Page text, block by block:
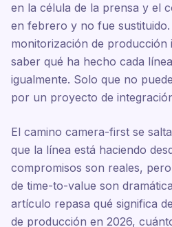
en la célula de la prensa y el
en febrero y no fue sustituido.
monitorización de producción
saber qué ha hecho cada
igualmente. Solo que no
por un proyecto de
El camino camera-first se
que la línea está haciendo
compromisos son reales,
de time-to-value son
artículo repasa qué significa
de producción en 2026,